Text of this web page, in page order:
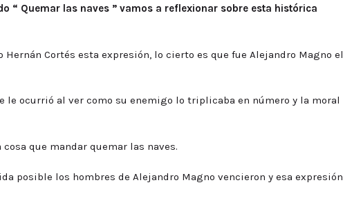
volumen.
“ Quemar las naves ” vamos a reflexionar sobre esta histórica
Cortés esta expresión, lo cierto es que fue Alejandro Magno el
le ocurrió al ver como su enemigo lo triplicaba en número y la moral
que mandar quemar las naves.
posible los hombres de Alejandro Magno vencieron y esa expresión